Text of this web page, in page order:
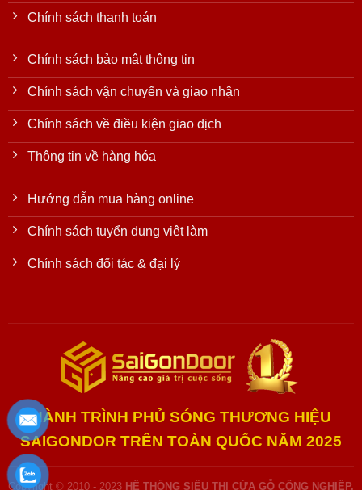
Chính sách thanh toán
Chính sách bảo mật thông tin
Chính sách vận chuyển và giao nhận
Chính sách về điều kiện giao dịch
Thông tin về hàng hóa
Hướng dẫn mua hàng online
Chính sách tuyển dụng việt làm
Chính sách đối tác & đại lý
HÀNH TRÌNH PHỦ SÓNG THƯƠNG HIỆU
SAIGONDOR TRÊN TOÀN QUỐC NĂM 2025
Copyright © 2010 - 2023 HỆ THỐNG SIÊU THỊ CỬA GỖ CÔNG NGHIỆP,